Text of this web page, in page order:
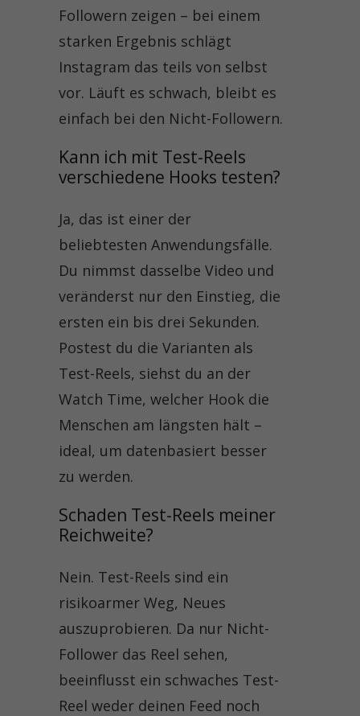
Followern zeigen – bei einem
starken Ergebnis schlägt
Instagram das teils von selbst
vor. Läuft es schwach, bleibt es
einfach bei den Nicht-Followern.
Kann ich mit Test-Reels
verschiedene Hooks testen?
Ja, das ist einer der
beliebtesten Anwendungsfälle.
Du nimmst dasselbe Video und
veränderst nur den Einstieg, die
ersten ein bis drei Sekunden.
Postest du die Varianten als
Test-Reels, siehst du an der
Watch Time, welcher Hook die
Menschen am längsten hält –
ideal, um datenbasiert besser
zu werden.
Schaden Test-Reels meiner
Reichweite?
Nein. Test-Reels sind ein
risikoarmer Weg, Neues
auszuprobieren. Da nur Nicht-
Follower das Reel sehen,
beeinflusst ein schwaches Test-
Reel weder deinen Feed noch